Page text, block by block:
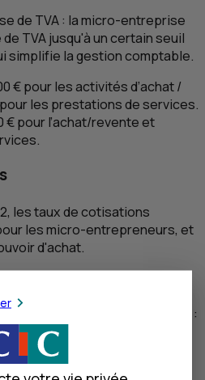
de TVA: la micro-entreprise
de TVAjusqu'à un certain seuil
simplifie la gestion comptable.
€ pour les activités d’achat /
les prestations de services.
€ pour l’achat/revente et
les taux de cotisations
les micro-entrepreneurs, et
d'achat.
commerciaux et artisanaux :
services (
réglementées : de 22,20% à